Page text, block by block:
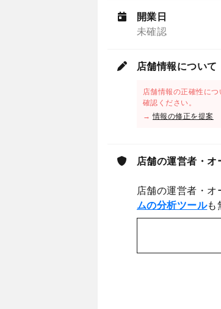
開業日
未確認
店舗情報について
店舗情報の正確性に
確認ください。
→情報の修正を提案
店舗の運営者・オ
店舗の運営者・オ
ムの分析ツールも